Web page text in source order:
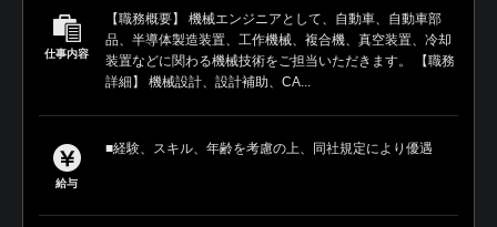
仕事内容
【職務概要】 機械エンジニアとして、自動車、自動車部
品、半導体製造装置、工作機械、複合機、真空装置、冷却
装置などに関わる機械技術をご担当いただきます。 【職務
詳細】 機械設計、設計補助、CA...
給与
■経験、スキル、年齢を考慮の上、同社規定により優遇